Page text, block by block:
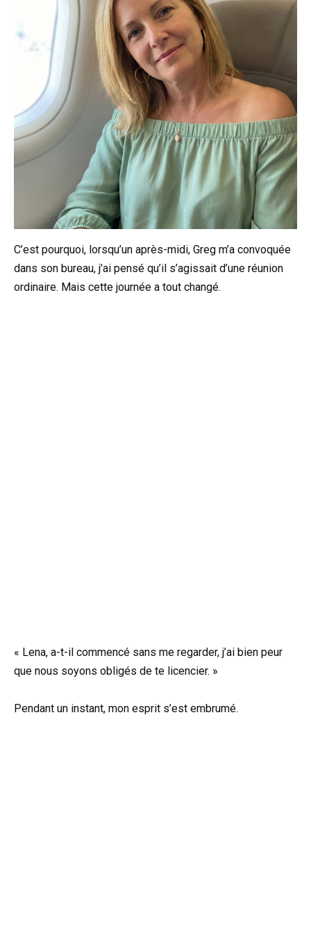
C’est pourquoi, lorsqu’un après-midi, Greg m’a convoquée
dans son bureau, j’ai pensé qu’il s’agissait d’une réunion
ordinaire. Mais cette journée a tout changé.
« Lena, a-t-il commencé sans me regarder, j’ai bien peur
que nous soyons obligés de te licencier. »
Pendant un instant, mon esprit s’est embrumé.